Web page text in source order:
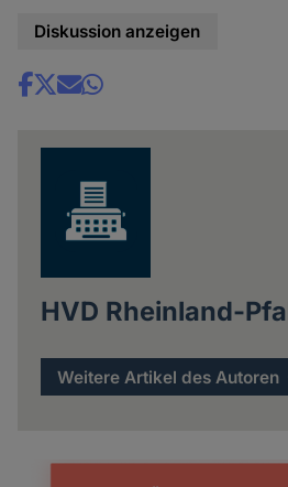
Diskussion anzeigen
Share
HVD Rheinland-
Weitere Artikel des Autoren